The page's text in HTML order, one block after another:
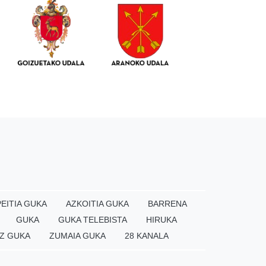
GUKA AZKOITIA GUKA
BARRENA
GUKA GUKA TELEBISTA
HIRUKA
GUKA ZUMAIA GUKA 28 KANALA